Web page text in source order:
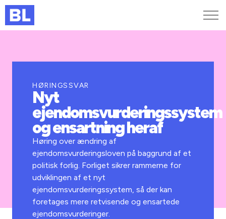
Kurser og arrangementer
Jobportalen
HØRINGSSVAR
Nyt
ejendomsvurderingssystem
og ensartning heraf
Høring over ændring af
ejendomsvurderingsloven på baggrund af et
politisk forlig. Forliget sikrer rammerne for
udviklingen af et nyt
ejendomsvurderingssystem, så der kan
foretages mere retvisende og ensartede
ejendomsvurderinger.